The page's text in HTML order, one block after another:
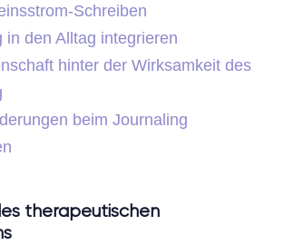
Schreiben
in den Alltag integrieren
hinter der Wirksamkeit des
beim Journaling
therapeutischen